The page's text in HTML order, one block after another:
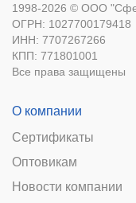
1998-2026 © ООО
ОГРН: 1027700179418
ИНН: 7707267266
КПП: 771801001
Все права защищены
О компании
Сертификаты
Оптовикам
Новости компании